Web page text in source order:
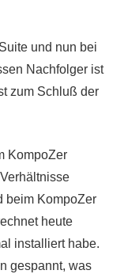
und nun bei
Nachfolger ist
zum Schluß der
KompoZer
beim KompoZer
heute
installiert habe.
gespannt, was